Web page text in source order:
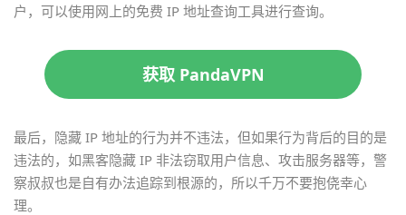
户，可以使用网上的免费 IP 地址查询工具进行查询。
获取 PandaVPN
最后，隐藏 IP 地址的行为并不违法，但如果行为背后的目的是
违法的，如黑客隐藏 IP 非法窃取用户信息、攻击服务器等，警
察叔叔也是自有办法追踪到根源的，所以千万不要抱侥幸心
理。